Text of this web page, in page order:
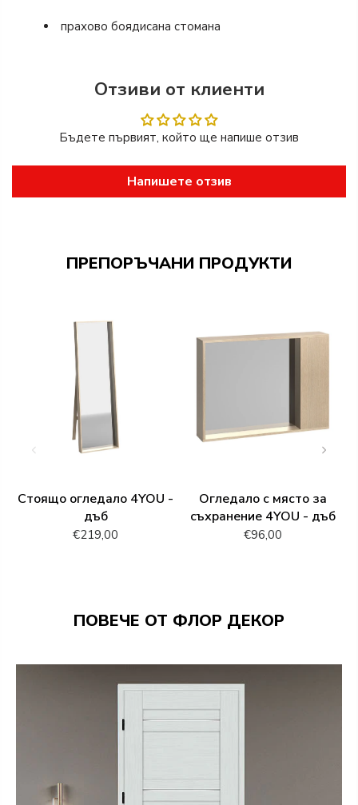
прахово боядисана стомана
Отзиви от клиенти
Бъдете първият, който ще напише отзив
Напишете отзив
ПРЕПОРЪЧАНИ ПРОДУКТИ
Стоящо огледало 4YOU -
дъб
€219,00
Огледало с място за
съхранение 4YOU - дъб
€96,00
ПОВЕЧЕ ОТ ФЛОР ДЕКОР